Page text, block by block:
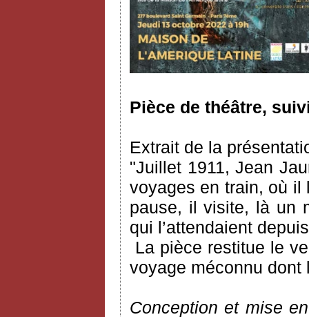
Pièce de théâtre,
Extrait de la
"Juillet 1911, Jean
voyages en train, où il
pause, il visite, là un
qui l’attendaient
La pièce restitue le
voyage méconnu dont
Conception et mise